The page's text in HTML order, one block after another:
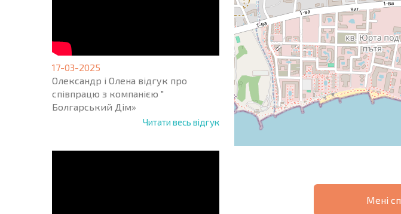
17-03-2025
Олександр і Олена відгук про
співпрацю з компанією "
Болгарський Дім»
Читати весь відгук
Мені